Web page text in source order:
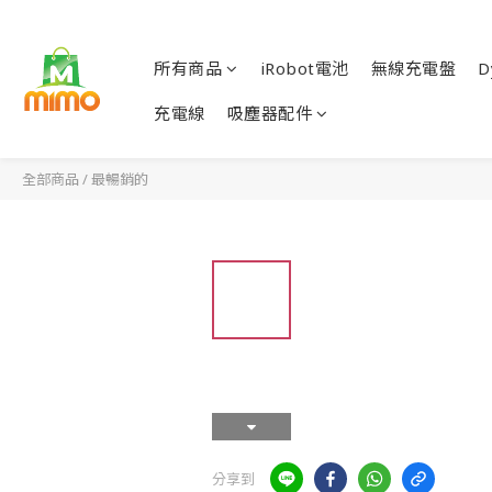
所有商品 iRobot電池 無線充電盤
充電線 吸塵器配件
全部商品 /最暢銷的
分享到